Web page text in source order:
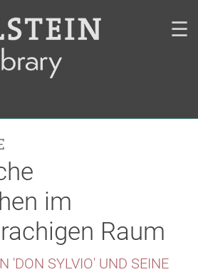
☰
im
Raum
'DON SYLVIO' UND SEINE